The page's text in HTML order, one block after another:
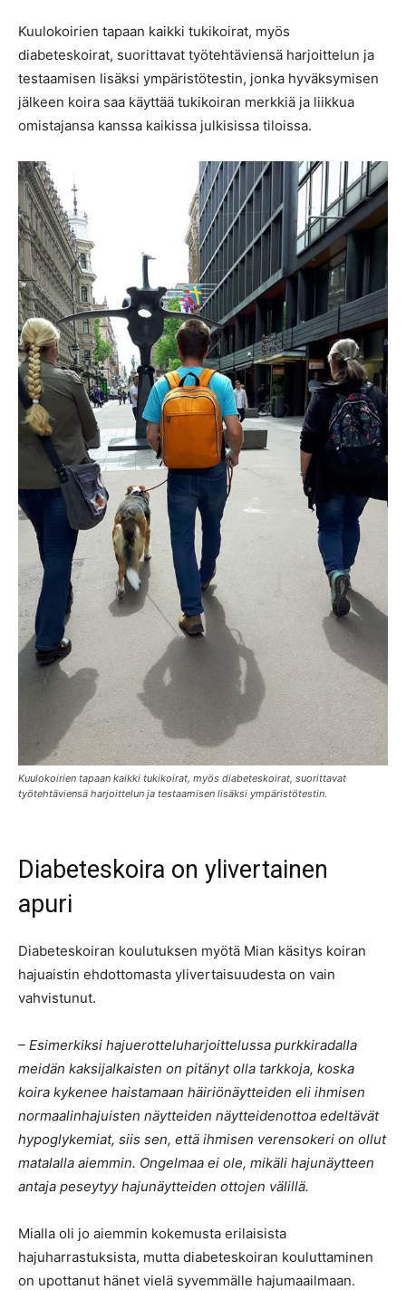
Kuulokoirien tapaan kaikki tukikoirat, myös
diabeteskoirat, suorittavat työtehtäviensä harjoittelun ja
testaamisen lisäksi ympäristötestin, jonka hyväksymisen
jälkeen koira saa käyttää tukikoiran merkkiä ja liikkua
omistajansa kanssa kaikissa julkisissa tiloissa.
Kuulokoirien tapaan kaikki tukikoirat, myös diabeteskoirat, suorittavat
työtehtäviensä harjoittelun ja testaamisen lisäksi ympäristötestin.
Diabeteskoira on ylivertainen
apuri
Diabeteskoiran koulutuksen myötä Mian käsitys koiran
hajuaistin ehdottomasta ylivertaisuudesta on vain
vahvistunut.
– Esimerkiksi hajuerotteluharjoittelussa purkkiradalla
meidän kaksijalkaisten on pitänyt olla tarkkoja, koska
koira kykenee haistamaan häiriönäytteiden eli ihmisen
normaalinhajuisten näytteiden näytteidenottoa edeltävät
hypoglykemiat, siis sen, että ihmisen verensokeri on ollut
matalalla aiemmin. Ongelmaa ei ole, mikäli hajunäytteen
antaja peseytyy hajunäytteiden ottojen välillä.
Mialla oli jo aiemmin kokemusta erilaisista
hajuharrastuksista, mutta diabeteskoiran kouluttaminen
on upottanut hänet vielä syvemmälle hajumaailmaan.